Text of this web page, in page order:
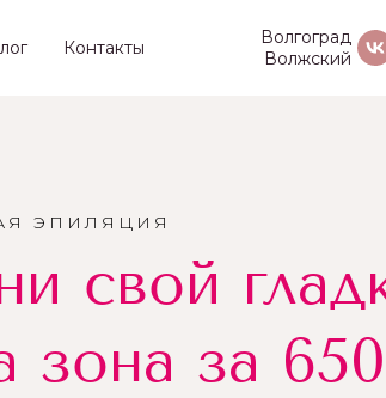
Контакты
Волгоград
Волжский
свой
зона за
ЭПИЛЯЦИЯ